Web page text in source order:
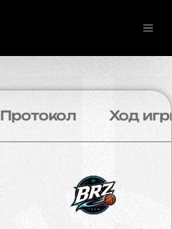
Протокол Ход